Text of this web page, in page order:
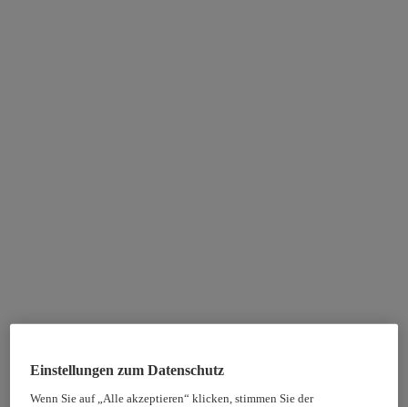
Einstellungen zum Datenschutz
Wenn Sie auf „Alle akzeptieren“ klicken, stimmen Sie der